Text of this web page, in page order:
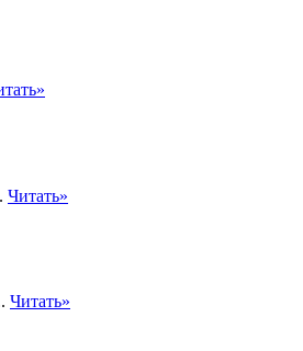
Читать»
Читать»